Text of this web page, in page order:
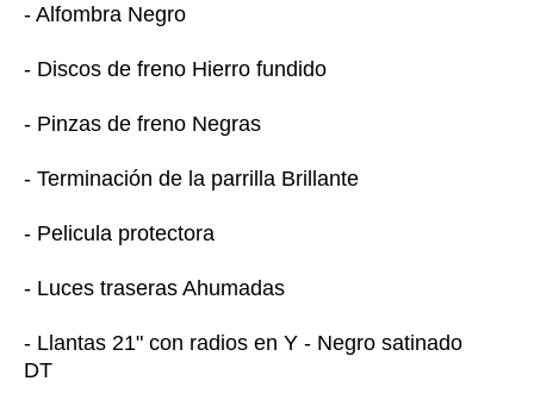
- Alfombra Negro
- Discos de freno Hierro fundido
- Pinzas de freno Negras
- Terminación de la parrilla Brillante
- Pelicula protectora
- Luces traseras Ahumadas
- Llantas 21" con radios en Y - Negro satinado
DT